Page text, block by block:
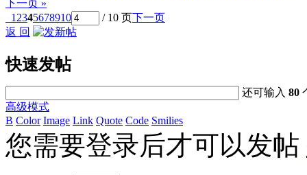
下一页 »
1 2345678910 / 10 页下一页
返 回
快速发帖
还可输入80
高级模式
B Color Image Link Quote Code Smilies
您需要登录后才可以发帖